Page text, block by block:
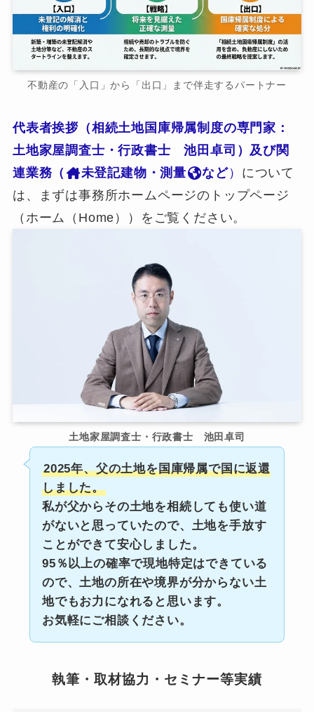
不動産の「入口」から「出口」まで伴走するパートナー
代表者挨拶（相続土地国庫帰属制度の専門家：
土地家屋調査士・行政書士 池田卓司）及び関
連業務（
未登記建物・測量 など） について
は、まずは事務所ホームページのトップページ
（ホーム（Home））をご覧ください。
土地家屋調査士・行政書士 池田卓司
2025年、父の土地を国庫帰属で国に返還
しました。
私が父からその土地を相続しても使い道
がないと思っていたので、土地を手放す
ことができて安心しました。
95％以上の確率で現地特定はできている
ので、土地の所在や境界が分からない土
地でもお力になれると思います。
お気軽にご相談ください。
執筆・取材協力・セミナー等実績